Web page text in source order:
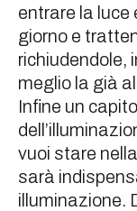
entrare la luce
giorno e
richiudendole,
meglio la già
Infine un
vuoi stare
sarà
illuminazione.